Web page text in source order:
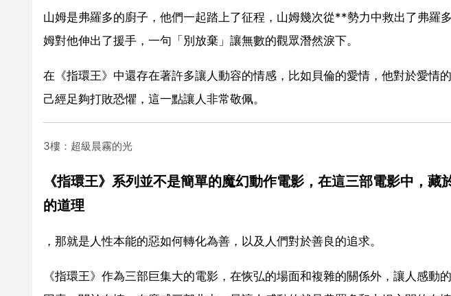
山姆是弗羅多的廚子，他們一起踏上了征程，山姆幾次從**勢力中救出了弗羅
姆對他伸出了援手，一句「別放棄」讓無數的觀眾潛然淚下。
在《指環王》中還存在著許多讓人動容的情感，比如貝倫的愛情，他對於愛情
己經足夠打敗恐懼，這一點讓人非常敬佩。
3樓：超級晨霧的光
《指環王》系列並不是簡單的魔幻動作電影，在這三部電影中，
的道理
，那就是人性本能的惡如何轉化為善，以及人們對於善良的追求。
《指環王》作為三部巨集大的電影，在恢弘的場面和複雜的關係外，讓人感動